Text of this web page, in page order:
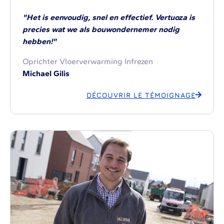
"Het is eenvoudig, snel en effectief. Vertuoza is
precies wat we als bouwondernemer nodig
hebben!"
Oprichter Vloerverwarming Infrezen
Michael Gilis
DÉCOUVRIR LE TÉMOIGNAGE